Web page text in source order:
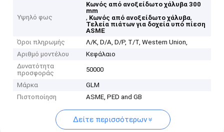
Υψηλό φως
Κωνός από ανοξείδωτο χάλυβα 300
mm
, Κωνός από ανοξείδωτο χάλυβα,
Τελεία πιάτων για δοχεία υπό πίεση
ASME
Όροι πληρωμής
Λ/Κ, D/A, D/P, T/T, Western Union,
Αριθμό μοντέλου
Κεφάλαιο
Δυνατότητα
προσφοράς
50000
Μάρκα
GLM
Πιστοποίηση
ASME, PED and GB
Δείτε περισσότερων